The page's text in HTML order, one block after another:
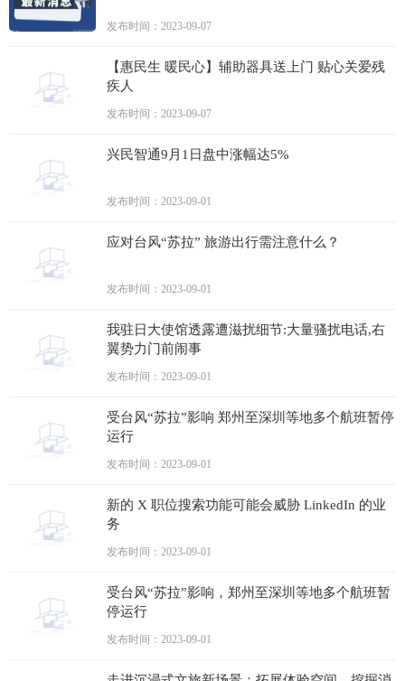
发布时间：2023-09-07
【惠民生 暖民心】辅助器具送上门 贴心关爱残
疾人
发布时间：2023-09-07
兴民智通9月1日盘中涨幅达5%
发布时间：2023-09-01
应对台风“苏拉” 旅游出行需注意什么？
发布时间：2023-09-01
我驻日大使馆透露遭滋扰细节:大量骚扰电话,右
翼势力门前闹事
发布时间：2023-09-01
受台风“苏拉”影响 郑州至深圳等地多个航班暂停
运行
发布时间：2023-09-01
新的 X 职位搜索功能可能会威胁 LinkedIn 的业
务
发布时间：2023-09-01
受台风“苏拉”影响，郑州至深圳等地多个航班暂
停运行
发布时间：2023-09-01